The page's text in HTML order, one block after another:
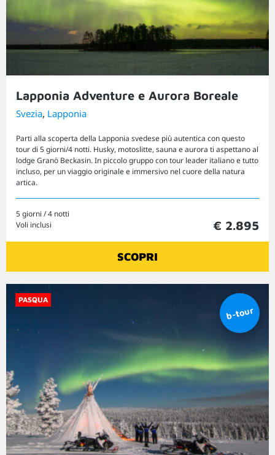
Lapponia Adventure e Aurora Boreale
Svezia, Lapponia
Parti alla scoperta della Lapponia svedese più autentica con questo
tour di 5 giorni/4 notti. Husky, motoslitte, sauna e aurora ti aspettano al
lodge Granö Beckasin. In piccolo gruppo con tour leader italiano e tutto
incluso, per un viaggio originale e immersivo nel cuore della natura
artica.
5 giorni / 4 notti
Voli inclusi
€ 2.895
SCOPRI
PASQUA